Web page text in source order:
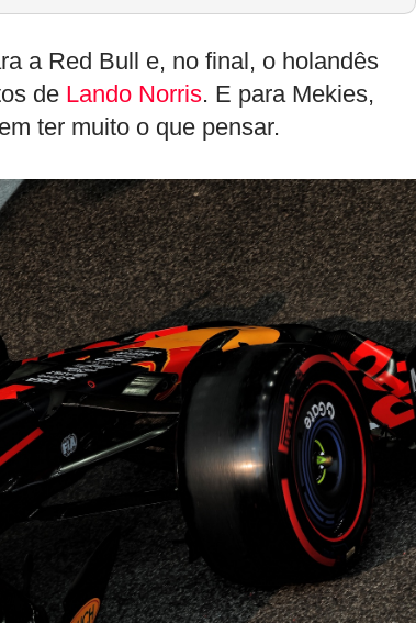
a Red Bull e, no final, o holandês
de Lando Norris. E para Mekies,
ter muito o que pensar.